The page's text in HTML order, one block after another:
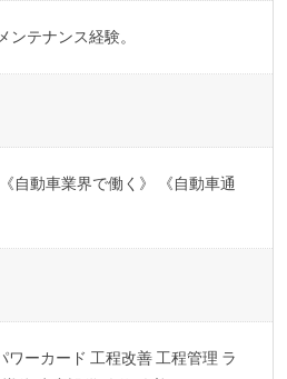
ンテナンス経験。
自動車業界で働く》 《自動車通
ワーカード 工程改善 工程管理 ラ